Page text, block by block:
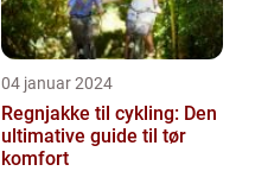
04 januar 2024
Regnjakke til cykling: Den
ultimative guide til tør
komfort